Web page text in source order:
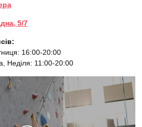
5/7
16:00-20:00
Неділя: 11:00-20:00